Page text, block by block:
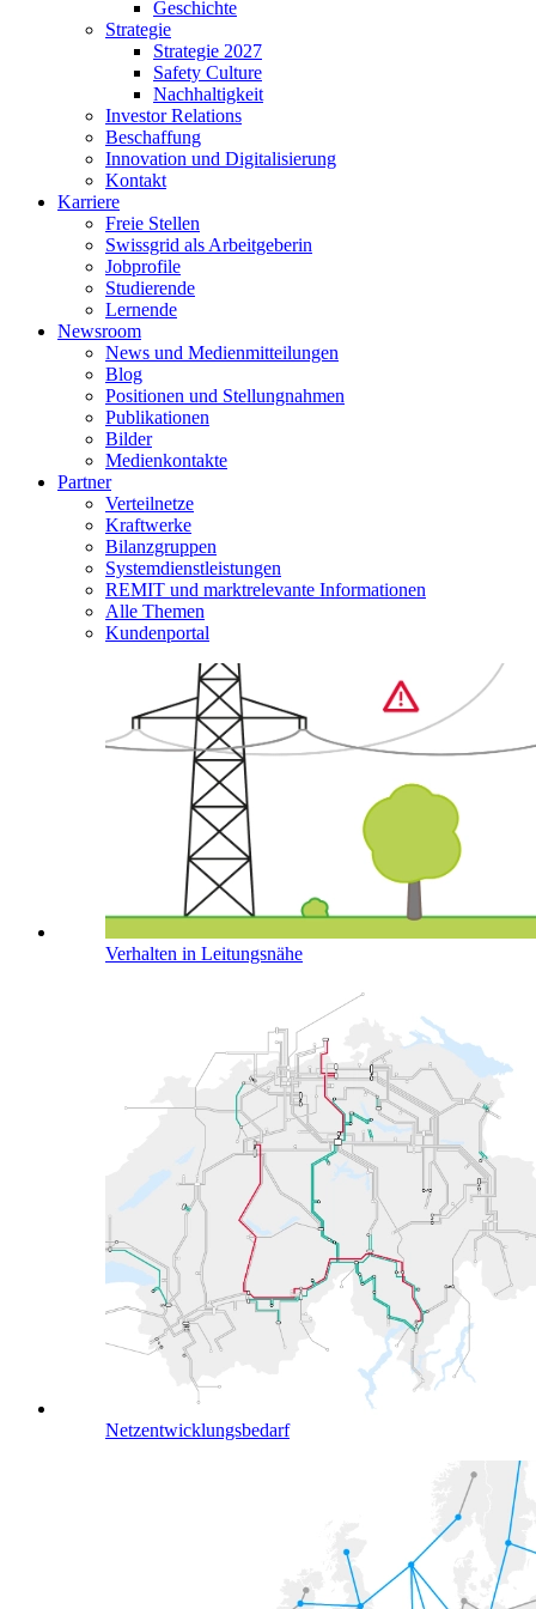
Geschichte
Strategie
Strategie 2027
Safety Culture
Nachhaltigkeit
Investor Relations
Beschaffung
Innovation und Digitalisierung
Kontakt
Karriere
Freie Stellen
Swissgrid als Arbeitgeberin
Jobprofile
Studierende
Lernende
Newsroom
News und Medienmitteilungen
Blog
Positionen und Stellungnahmen
Publikationen
Bilder
Medienkontakte
Partner
Verteilnetze
Kraftwerke
Bilanzgruppen
Systemdienstleistungen
REMIT und marktrelevante Informationen
Alle Themen
Kundenportal
Verhalten in Leitungsnähe
Netzentwicklungsbedarf